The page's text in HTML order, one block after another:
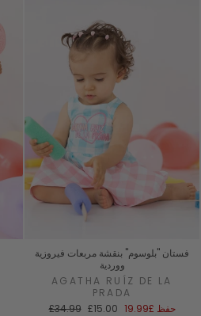
فستان "بلوسوم" بنقشة مربعات فيروزية
ووردية
AGATHA RUÍZ DE LA
PRADA
السعر
£34.99 سعر
£15.00 حفظ £19.99